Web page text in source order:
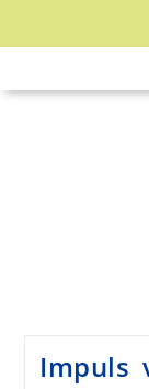
Impuls